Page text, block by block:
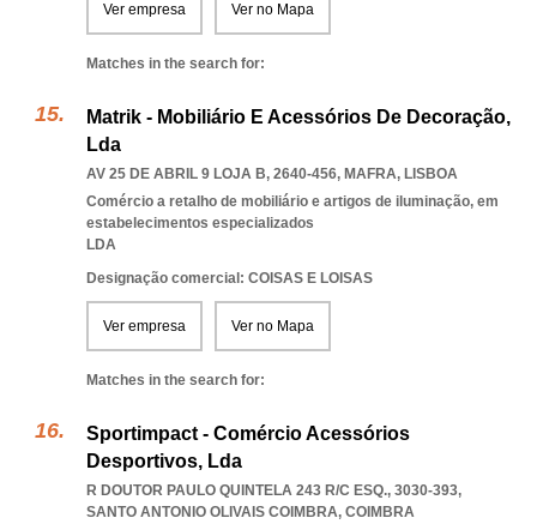
Ver empresa Ver no Mapa
Matches in the search for:
Matrik - Mobiliário E Acessórios De Decoração,
Lda
AV 25 DE ABRIL 9 LOJA B, 2640-456, MAFRA, LISBOA
Comércio a retalho de mobiliário e artigos de iluminação, em
estabelecimentos especializados
LDA
Designação comercial: COISAS E LOISAS
Ver empresa Ver no Mapa
Matches in the search for:
Sportimpact - Comércio Acessórios
Desportivos, Lda
R DOUTOR PAULO QUINTELA 243 R/C ESQ., 3030-393,
SANTO ANTONIO OLIVAIS COIMBRA, COIMBRA